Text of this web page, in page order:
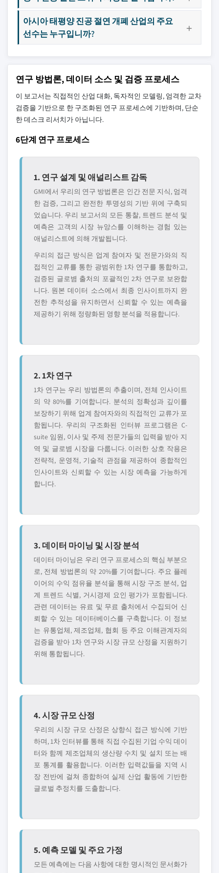
아시아 태평양 진공 절연 개폐 산업의 주요
선수는 누구입니까?
연구 방법론, 데이터 소스 및 검증 프로세스
이 보고서는 직접적인 산업 대화, 독자적인 모델링, 엄격한 교차
검증을 기반으로 한 구조화된 연구 프로세스에 기반하며, 단순
한 데스크 리서치가 아닙니다.
6단계 연구 프로세스
1. 연구 설계 및 애널리스트 감독
GMI에서 우리의 연구 방법론은 인간 전문 지식, 엄격
한 검증, 그리고 완전한 투명성의 기반 위에 구축되
었습니다. 우리 보고서의 모든 통찰, 트렌드 분석 및
예측은 고객의 시장 뉴앙스를 이해하는 경험 있는
애널리스트에 의해 개발됩니다.
우리의 접근 방식은 업계 참여자 및 전문가와의 직
접적인 교류를 통한 광범위한 1차 연구를 통합하고,
검증된 글로볌 출처의 포괄적인 2차 연구로 보완합
니다. 원본 데이터 소스에서 최종 인사이트까지 완
전한 추적성을 유지하면서 신뢰할 수 있는 예측을
제공하기 위해 정량화된 영향 분석을 적용합니다.
2. 1차 연구
1차 연구는 우리 방법론의 추출이며, 전체 인사이트
의 약 80%를 기여합니다. 분석의 정확성과 깊이를
보장하기 위해 업계 참여자와의 직접적인 교류가 포
함됩니다. 우리의 구조화된 인터뷰 프로그램은 C-
suite 임원, 이사 및 주제 전문가들의 입력을 받아 지
역 및 글로볌 시장을 다룹니다. 이러한 상호 작용은
전략적, 운영적, 기술적 관점을 제공하여 종합적인
인사이트와 신뢰할 수 있는 시장 예측을 가능하게
합니다.
3. 데이터 마이닝 및 시장 분석
데이터 마이닝은 우리 연구 프로세스의 핵심 부분으
로, 전체 방법론의 약 20%를 기여합니다. 주요 플레
이어의 수익 점유율 분석을 통해 시장 구조 분석, 업
계 트렌드 식별, 거시경제 요인 평가가 포함됩니다.
관련 데이터는 유료 및 무료 출처에서 수집되어 신
뢰할 수 있는 데이터베이스를 구축합니다. 이 정보
는 유통업체, 제조업체, 협회 등 주요 이해관계자의
검증을 받아 1차 연구와 시장 규모 산정을 지원하기
위해 통합됩니다.
4. 시장 규모 산정
우리의 시장 규모 산정은 상향식 접근 방식에 기반
하며, 1차 인터뷰를 통해 직접 수집된 기업 수익 데이
터와 함께 제조업체의 생산량 수치 및 설치 또는 배
포 통계를 활용합니다. 이러한 입력값들을 지역 시
장 전반에 걸쳐 종합하여 실제 산업 활동에 기반한
글로벌 추정치를 도출합니다.
5. 예측 모델 및 주요 가정
모든 예측에는 다음 사항에 대한 명시적인 문서화가